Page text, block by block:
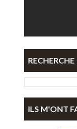
RECHERCHE
ILS M'ONT